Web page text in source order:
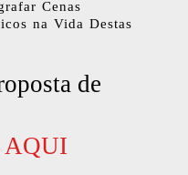
Cenas
na Vida Destas
de